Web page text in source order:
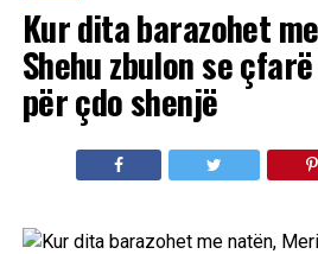
Kur dita barazohet
Shehu zbulon se
për çdo shenjë